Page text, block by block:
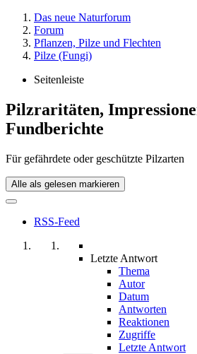
Das neue Naturforum
Forum
Pflanzen, Pilze und Flechten
Pilze (Fungi)
Seitenleiste
Pilzraritäten,
Fundberichte
Für gefährdete oder geschützte Pilzarten
Alle als gelesen markieren
RSS-Feed
Letzte Antwort
Thema
Autor
Datum
Antworten
Reaktionen
Zugriffe
Letzte Antwort